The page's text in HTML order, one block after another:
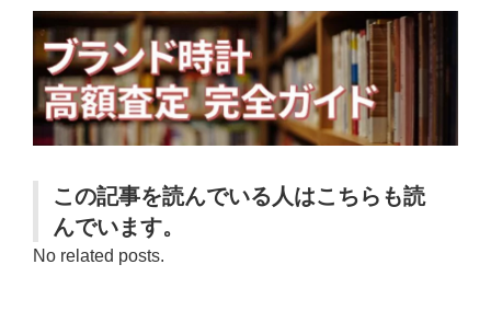
この記事を読んでいる人はこちらも読
んでいます。
No related posts.